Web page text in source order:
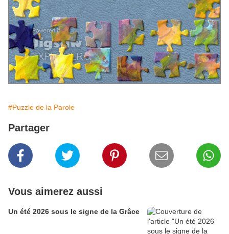
#Puzzle de la Parole
Partager
Vous aimerez aussi
Un été 2026 sous le signe de la Grâce